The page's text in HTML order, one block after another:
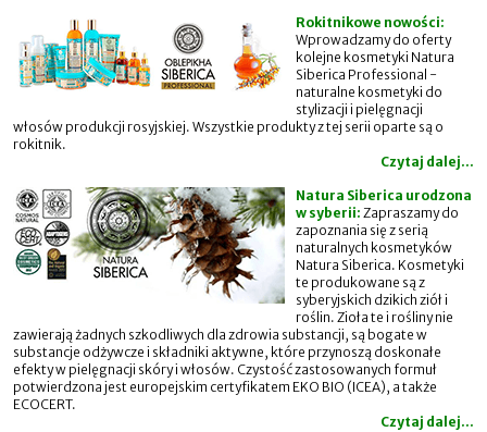
Rokitnikowe nowości:
Wprowadzamy do oferty
kolejne kosmetyki Natura
Siberica Professional -
naturalne kosmetyki do
stylizacji i pielęgnacji
włosów produkcji rosyjskiej. Wszystkie produkty z tej serii oparte są o
rokitnik.
Czytaj dalej...
Natura Siberica urodzona
w syberii: Zapraszamy do
zapoznania się z serią
naturalnych kosmetyków
Natura Siberica. Kosmetyki
te produkowane są z
syberyjskich dzikich ziół i
roślin. Zioła te i rośliny nie
zawierają żadnych szkodliwych dla zdrowia substancji, są bogate w
substancje odżywcze i składniki aktywne, które przynoszą doskonałe
efekty w pielęgnacji skóry i włosów. Czystość zastosowanych formuł
potwierdzona jest europejskim certyfikatem EKO BIO (ICEA), a także
ECOCERT.
Czytaj dalej...